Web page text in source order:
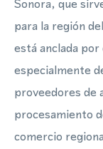
Sonora, que
para la región
está anclada
especialmente
proveedores de
procesamiento
comercio